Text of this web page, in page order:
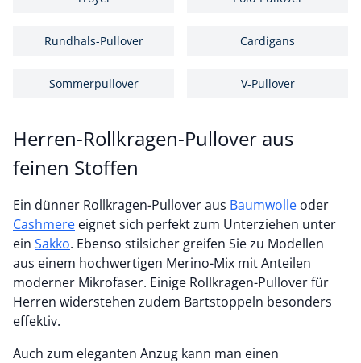
Rundhals-Pullover Cardigans
Sommerpullover V-Pullover
Herren-Rollkragen-Pullover aus
feinen Stoffen
Ein dünner Rollkragen-Pullover aus Baumwolle oder
Cashmere eignet sich perfekt zum Unterziehen unter
ein Sakko. Ebenso stilsicher greifen Sie zu Modellen
aus einem hochwertigen Merino-Mix mit Anteilen
moderner Mikrofaser. Einige Rollkragen-Pullover für
Herren widerstehen zudem Bartstoppeln besonders
effektiv.
Auch zum eleganten Anzug kann man einen